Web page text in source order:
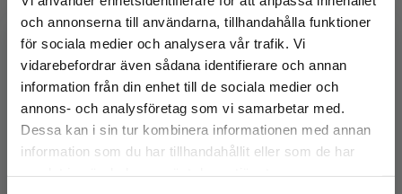
och annonserna till användarna, tillhandahålla funktioner
för sociala medier och analysera vår trafik. Vi
vidarebefordrar även sådana identifierare och annan
information från din enhet till de sociala medier och
annons- och analysföretag som vi samarbetar med.
Dessa kan i sin tur kombinera informationen med annan
information som du har tillhandahållit eller som de har
Begränsad fraktregion
Det verkar som att du besöker
studentlitteratur.se via en enhet utanför Sverige.
Lillemor Pollack
Lillemor Pollack arbetar som lärare på
Sandeklevsskolan i Göteborg.